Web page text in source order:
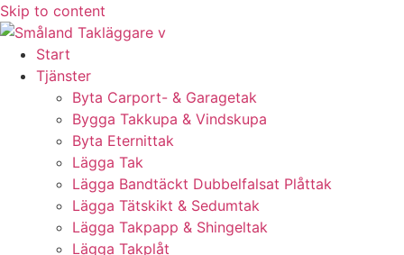
Skip to content
Start
Tjänster
Byta Carport- & Garagetak
Bygga Takkupa & Vindskupa
Byta Eternittak
Lägga Tak
Lägga Bandtäckt Dubbelfalsat Plåttak
Lägga Tätskikt & Sedumtak
Lägga Takpapp & Shingeltak
Lägga Takplåt